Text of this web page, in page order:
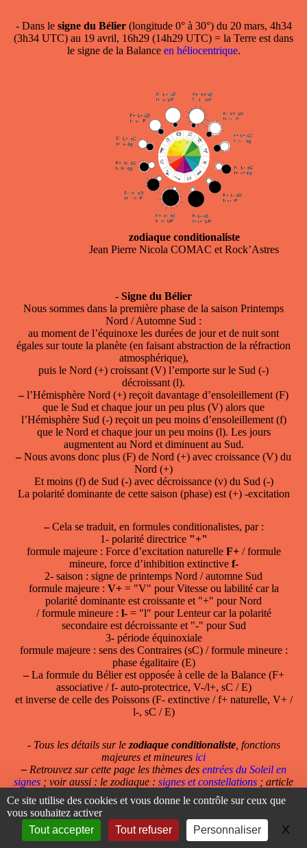
- Dans le signe du Bélier(longitude 0° à 30°) du 20 mars, 4h34
(3h34 UTC) au 19 avril, 16h29 (14h29 UTC) = la Terre est dans
le signe de la Balance en héliocentrique.
zodiaque conditionaliste
Jean Pierre Nicola COMAC et Rock’Astres
- Signe du Bélier
Nous sommes dans la première phase de la saison Printemps
Nord / Automne Sud :
au moment de l’équinoxe les durées de jour et de nuit sont
égales sur toute la planète (en faisant abstraction de la réfraction
atmosphérique),
puis le Nord (+) croissant (V) l’emporte sur le Sud (-)
décroissant (l).
–l’Hémisphère Nord (+) reçoit davantage d’ensoleillement (F)
que le Sud et chaque jour un peu plus (V) alors que
l’Hémisphère Sud (-) reçoit un peu moins d’ensoleillement (f)
que le Nord et chaque jour un peu moins (l). Les jours
augmentent au Nord et diminuent au Sud.
–Nous avons donc plus (F) de Nord (+) avec croissance (V) du
Nord (+)
Et moins (f) de Sud (-) avec décroissance (v) du Sud (-)
La polarité dominante de cette saison (phase) est (+) -excitation
–Cela se traduit, en formules conditionalistes, par :
1- polarité directrice "+"
formule majeure : Force d’excitation naturelle F+/ formule
mineure, force d’inhibition extinctive f-
2- saison : signe de printemps Nord / automne Sud
formule majeure : V+= "V" pour Vitesse ou labilité car la
polarité dominante est croissante et "+" pour Nord
/ formule mineure : l-= "l" pour Lenteur car la polarité
secondaire est décroissante et "-" pour Sud
3- période équinoxiale
formule majeure : sens des Contraires (sC) / formule mineure :
phase égalitaire (E)
–La formule du Bélier est opposée à celle de la Balance (F+
associative / f- auto-protectrice, V-/l+, sC / E)
et inverse de celle des Poissons (F- extinctive / f+ naturelle, V+ /
l-, sC / E)
- Tous les détails sur le zodiaque conditionaliste, fonctions
majeures et mineures ici
–Retrouvez sur cette page les thèmes des entrées du Soleil en
signes ; voir aussi : le zodiaque : signes et constellations ; article
"le début de l’année naturelle au Bélier, pourquoi ?"
- Il est au carré de
Pluton
le 14 avril à 12h59 dans le plan géo-écliptique (longitude
Ce site utilise des cookies et vous donne le contrôle sur ceux que
vous souhaitez activer
Tout accepter
Tout refuser Personnaliser X